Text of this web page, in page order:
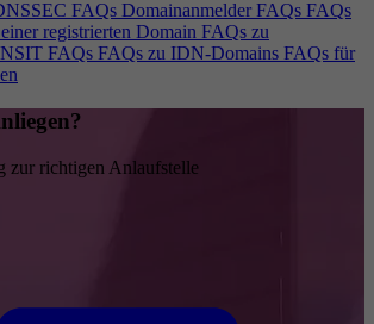
FAQs Domainanmelder FAQs FAQs
registrierten Domain FAQs zu
FAQs FAQs zu IDN-Domains FAQs für
zur richtigen Anlaufstelle